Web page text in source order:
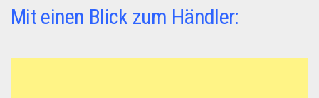
Anmelden
Newsletter
Mit einen Blick zum Händler: